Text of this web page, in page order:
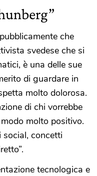
che
svedese che si
è una delle sue
di guardare in
molto dolorosa.
di chi vorrebbe
molto positivo.
social, concetti
tecnologica e